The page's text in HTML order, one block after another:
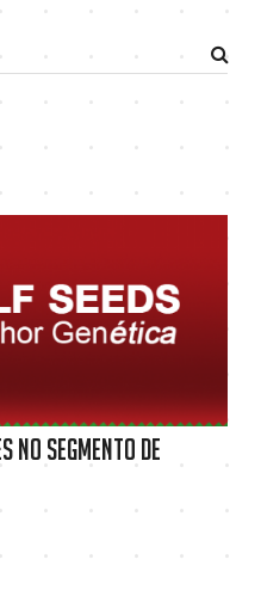
Fazer
no segmento de